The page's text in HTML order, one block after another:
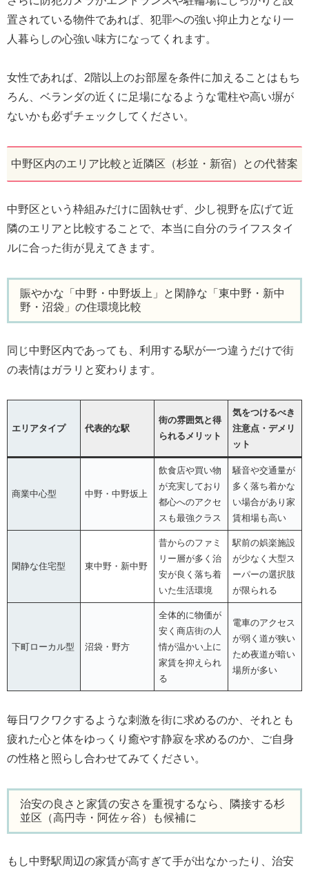
置されている物件であれば、犯罪への強い抑止力となり一
人暮らしの心強い味方になってくれます。
女性であれば、2階以上のお部屋を条件に加えることはもち
ろん、ベランダの近くに足場になるような電柱や高い塀が
ないかも必ずチェックしてください。
中野区内のエリア比較と近隣区（杉並・新宿）との代替案
中野区という枠組みだけに固執せず、少し視野を広げて近
隣のエリアと比較することで、本当に自分のライフスタイ
ルに合った街が見えてきます。
賑やかな「中野・中野坂上」と閑静な「東中野・新中
野・沼袋」の住環境比較
同じ中野区内であっても、利用する駅が一つ違うだけで街
の表情はガラリと変わります。
エリアタイプ 代表的な駅
街の雰囲気と得
られるメリット
気をつけるべき
注意点・デメリ
ット
商業中心型 中野・中野坂上
飲食店や買い物
が充実しており
都心へのアクセ
スも最強クラス
騒音や交通量が
多く落ち着かな
い場合があり家
賃相場も高い
閑静な住宅型 東中野・新中野
昔からのファミ
リー層が多く治
安が良く落ち着
いた生活環境
駅前の娯楽施設
が少なく大型ス
ーパーの選択肢
が限られる
下町ローカル型 沼袋・野方
全体的に物価が
安く商店街の人
情が温かい上に
家賃を抑えられ
る
電車のアクセス
が弱く道が狭い
ため夜道が暗い
場所が多い
毎日ワクワクするような刺激を街に求めるのか、それとも
疲れた心と体をゆっくり癒やす静寂を求めるのか、ご自身
の性格と照らし合わせてみてください。
治安の良さと家賃の安さを重視するなら、隣接する杉
並区（高円寺・阿佐ヶ谷）も候補に
もし中野駅周辺の家賃が高すぎて手が出なかったり、治安